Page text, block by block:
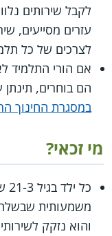
לקבל שירותים
עזרים מסייעים,
לצרכים של כל
אם הורי התלמיד
הם בוחרים, תינתן
במסגרת החינוך
מי זכאי?
משמעותית שבשלה
והוא נזקק